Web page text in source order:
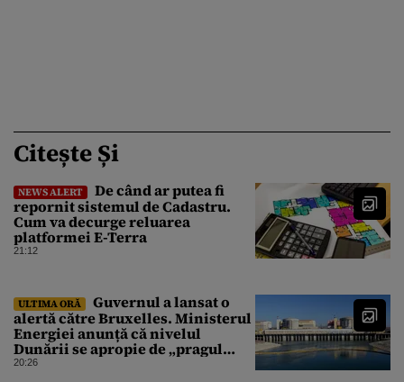
Citește Și
NEWS ALERT
De când ar putea fi
repornit sistemul de Cadastru.
Cum va decurge reluarea
platformei E-Terra
21:12
ULTIMA ORĂ
Guvernul a lansat o
alertă către Bruxelles. Ministerul
Energiei anunță că nivelul
Dunării se apropie de „pragul
critic”, iar centrala de la
20:26